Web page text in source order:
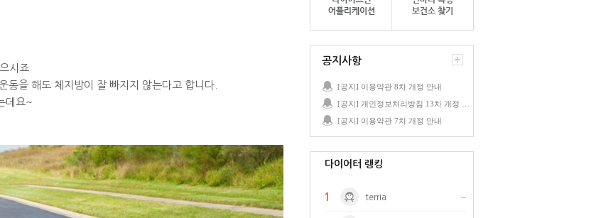
시죠
동을 해도 체지방이 잘 빠지지 않는다고 합니다.
데요~
공지사항
[공지] 이용약관 8차 개정 안내
[공지] 이용약관 7차 개정 안내
다이어터 랭킹
1 terria